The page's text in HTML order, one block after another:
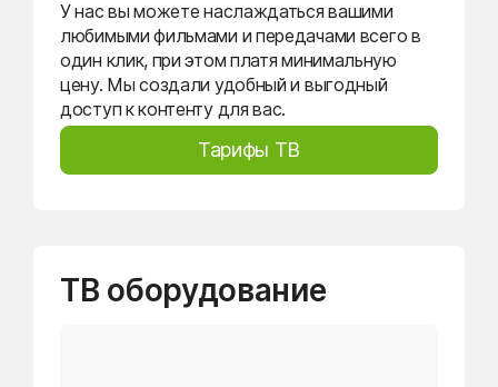
У нас вы можете наслаждаться вашими
любимыми фильмами и передачами всего в
один клик, при этом платя минимальную
цену. Мы создали удобный и выгодный
доступ к контенту для вас.
Тарифы ТВ
ТВ оборудование